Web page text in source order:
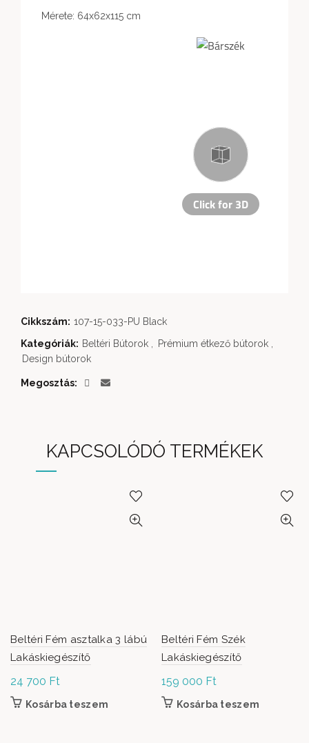
Mérete: 64x62x115 cm
Cikkszám: 107-15-033-PU Black
Kategóriák: Beltéri Bútorok Prémium étkező bútorok
Design bútorok
Megosztás
KAPCSOLÓDÓ TERMÉKEK
Beltéri Fém asztalka 3 lábú
Lakáskiegészítő
24 700 Ft
Kosárba teszem
Beltéri Fém Szék
Lakáskiegészítő
159 000 Ft
Kosárba teszem